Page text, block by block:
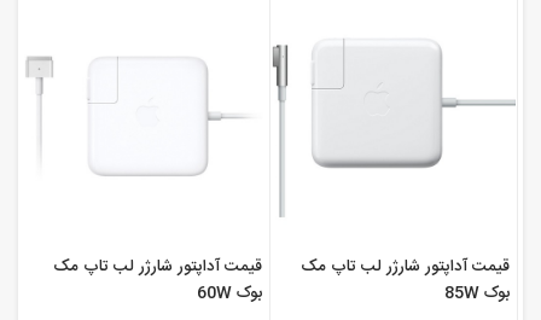
قیمت آداپتور شارژر لب تاپ مک
بوک 85W
قیمت آداپتور شارژر لب تاپ مک
بوک 60W